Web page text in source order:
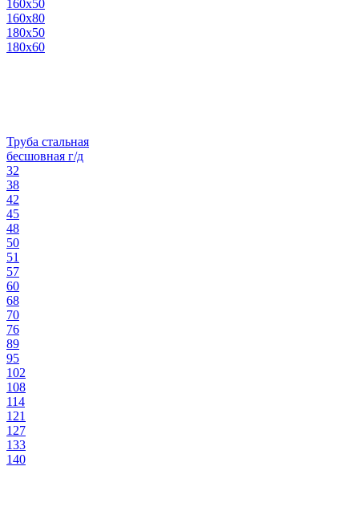
160х50
160х80
180х50
180х60
Труба стальная
бесшовная г/д
32
38
42
45
48
50
51
57
60
68
70
76
89
95
102
108
114
121
127
133
140